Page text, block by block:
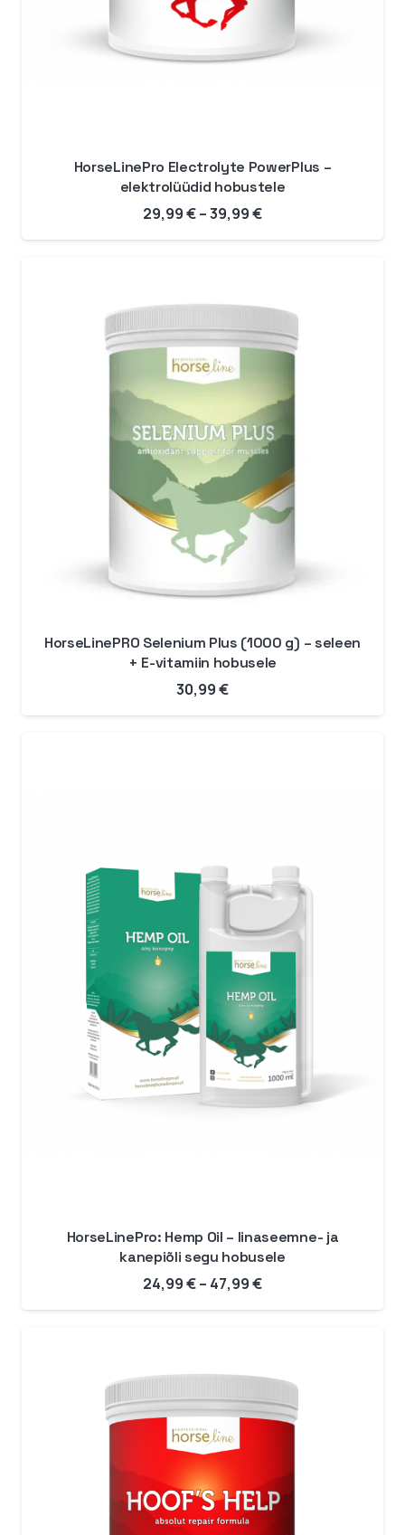
HorseLinePro Electrolyte PowerPlus –
elektrolüüdid hobustele
29,99€–39,99€Hinnavahemik:
29,99 €
HorseLinePRO Selenium Plus (1000 g) – seleen
+ E-vitamiin hobusele
30,99€
HorseLinePro: Hemp Oil – linaseemne- ja
kanepiõli segu hobusele
24,99€– 47,99€Hinnavahemik:
24,99 €